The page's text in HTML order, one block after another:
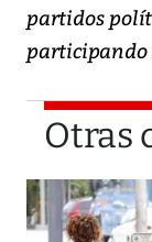
partidos
participando
Otras